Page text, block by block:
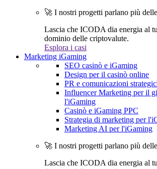
🚀 I nostri progetti parlano più
Lascia che ICODA dia energia al
dominio delle criptovalute.
Esplora i casi
Marketing iGaming
SEO casinò e iGaming
Design per il casinò online
PR e comunicazioni
Influencer Marketing per il
l'iGaming
Casinò e iGaming PPC
Strategia di marketing per
Marketing AI per l'iGaming
🚀 I nostri progetti parlano più
Lascia che ICODA dia energia al